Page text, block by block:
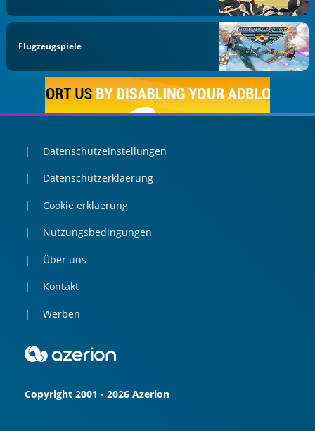
Flugzeugspiele
Datenschutzeinstellungen
Datenschutzerklaerung
Cookie erklaerung
Nutzungsbedingungen
Über uns
Kontakt
Werben
Copyright 2001 - 2026 Azerion